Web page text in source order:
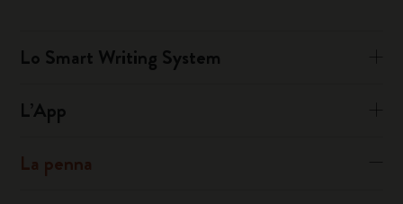
Lo Smart Writing System
L’App
La penna